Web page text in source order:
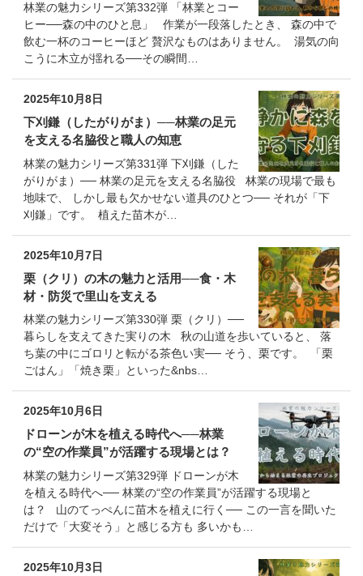
林業の魅力シリーズ第332弾 「林業とコー
ヒー──森の中のひと息」 作業が一段落したとき、 森の中で
飲む一杯のコーヒーほど 贅沢なものはありません。 湯気の向
こうに木立が揺れる──その瞬間…
2025年10月8日
下刈鎌（したがりがま）──林業の足元
を支える名脇役と職人の知恵
林業の魅力シリーズ第331弾 下刈鎌（した
がりがま）── 林業の足元を支える名脇役 林業の現場で最も
地味で、 しかし最も欠かせない道具のひとつ── それが「下
刈鎌」です。 植えた苗木が…
2025年10月7日
栗（クリ）の木の魅力と活用──食・木
材・防災で里山を支える
林業の魅力シリーズ第330弾 栗（クリ）──
暮らしを支えてきた実りの木 秋の山道を歩いていると、 落
ち葉の中にゴロリと転がる茶色い実── そう、栗です。 「栗
ごはん」「焼き栗」といった&nbs…
2025年10月6日
ドローンが木を植える時代へ──林業
の“空の作業員”が活躍する現場とは？
林業の魅力シリーズ第329弾 ドローンが木
を植える時代へ── 林業の“空の作業員”が活躍する現場と
は？ 山のてっぺんに苗木を植えに行く── この一言を聞いた
だけで「大変そう」と感じる方も 多いかも…
2025年10月3日